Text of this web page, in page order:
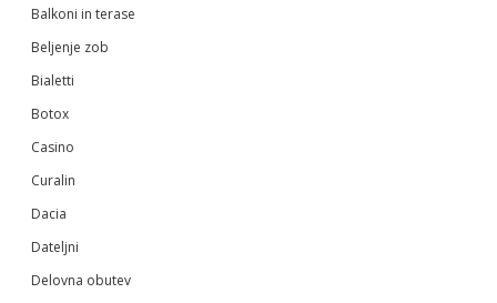
Balkoni in terase
Beljenje zob
Bialetti
Botox
Casino
Curalin
Dacia
Dateljni
Delovna obutev